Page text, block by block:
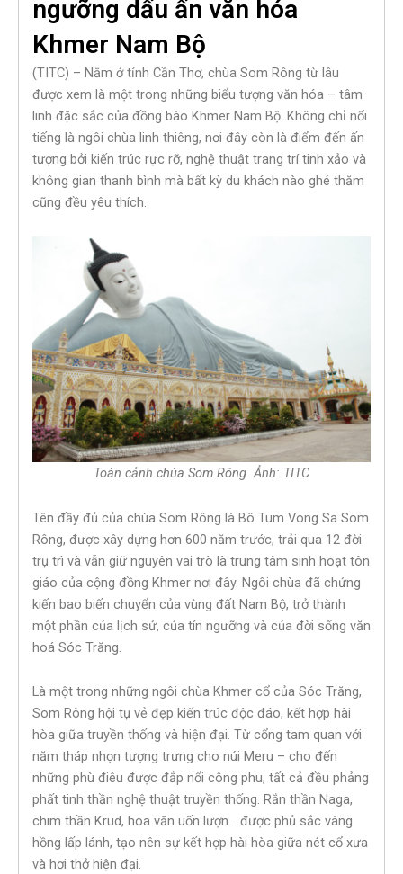
ngưỡng dấu ấn văn hóa
Khmer Nam Bộ
(TITC) – Nằm ở tỉnh Cần Thơ, chùa Som Rông từ lâu
được xem là một trong những biểu tượng văn hóa – tâm
linh đặc sắc của đồng bào Khmer Nam Bộ. Không chỉ nổi
tiếng là ngôi chùa linh thiêng, nơi đây còn là điểm đến ấn
tượng bởi kiến trúc rực rỡ, nghệ thuật trang trí tinh xảo và
không gian thanh bình mà bất kỳ du khách nào ghé thăm
cũng đều yêu thích.
Toàn cảnh chùa Som Rông. Ảnh: TITC
Tên đầy đủ của chùa Som Rông là Bô Tum Vong Sa Som
Rông, được xây dựng hơn 600 năm trước, trải qua 12 đời
trụ trì và vẫn giữ nguyên vai trò là trung tâm sinh hoạt tôn
giáo của cộng đồng Khmer nơi đây. Ngôi chùa đã chứng
kiến bao biến chuyển của vùng đất Nam Bộ, trở thành
một phần của lịch sử, của tín ngưỡng và của đời sống văn
hoá Sóc Trăng.
Là một trong những ngôi chùa Khmer cổ của Sóc Trăng,
Som Rông hội tụ vẻ đẹp kiến trúc độc đáo, kết hợp hài
hòa giữa truyền thống và hiện đại. Từ cổng tam quan với
năm tháp nhọn tượng trưng cho núi Meru – cho đến
những phù điêu được đắp nổi công phu, tất cả đều phảng
phất tinh thần nghệ thuật truyền thống. Rắn thần Naga,
chim thần Krud, hoa văn uốn lượn… được phủ sắc vàng
hồng lấp lánh, tạo nên sự kết hợp hài hòa giữa nét cổ xưa
và hơi thở hiện đại.